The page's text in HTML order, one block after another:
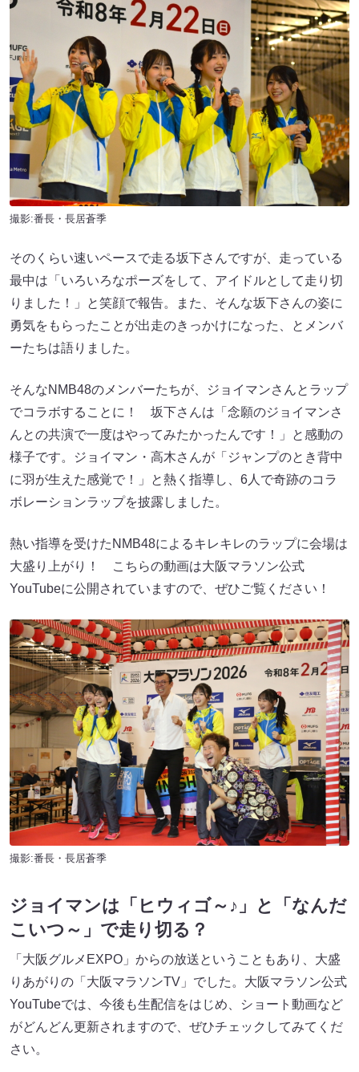
撮影:番長・長居蒼季
そのくらい速いペースで走る坂下さんですが、走っている
最中は「いろいろなポーズをして、アイドルとして走り切
りました！」と笑顔で報告。また、そんな坂下さんの姿に
勇気をもらったことが出走のきっかけになった、とメンバ
ーたちは語りました。
そんなNMB48のメンバーたちが、ジョイマンさんとラップ
でコラボすることに！ 坂下さんは「念願のジョイマンさ
んとの共演で一度はやってみたかったんです！」と感動の
様子です。ジョイマン・高木さんが「ジャンプのとき背中
に羽が生えた感覚で！」と熱く指導し、6人で奇跡のコラ
ボレーションラップを披露しました。
熱い指導を受けたNMB48によるキレキレのラップに会場は
大盛り上がり！ こちらの動画は大阪マラソン公式
YouTubeに公開されていますので、ぜひご覧ください！
撮影:番長・長居蒼季
ジョイマンは「ヒウィゴ～♪」と「なんだ
こいつ～」で走り切る？
「大阪グルメEXPO」からの放送ということもあり、大盛
りあがりの「大阪マラソンTV」でした。大阪マラソン公式
YouTubeでは、今後も生配信をはじめ、ショート動画など
がどんどん更新されますので、ぜひチェックしてみてくだ
さい。